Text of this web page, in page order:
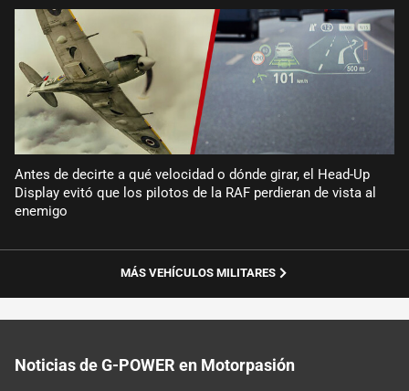
Antes de decirte a qué velocidad o dónde girar, el Head-Up
Display evitó que los pilotos de la RAF perdieran de vista al
enemigo
MÁS VEHÍCULOS MILITARES
Noticias de G-POWER en Motorpasión